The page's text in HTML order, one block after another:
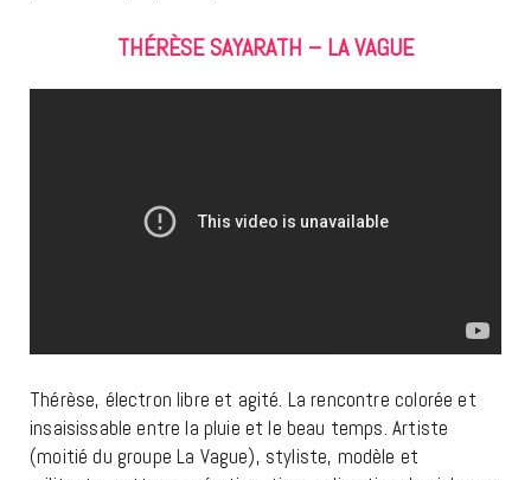
THÉRÈSE SAYARATH – LA VAGUE
Thérèse, électron libre et agité. La rencontre colorée et
insaisissable entre la pluie et le beau temps. Artiste
(moitié du groupe La Vague), styliste, modèle et